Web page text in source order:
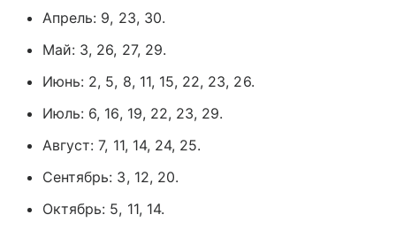
Апрель: 9, 23, 30.
Май: 3, 26, 27, 29.
Июнь: 2, 5, 8, 11, 15, 22, 23, 26.
Июль: 6, 16, 19, 22, 23, 29.
Август: 7, 11, 14, 24, 25.
Сентябрь: 3, 12, 20.
Октябрь: 5, 11, 14.